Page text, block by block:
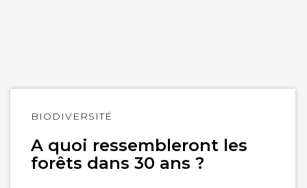
BIODIVERSITÉ
A quoi ressembleront les
forêts dans 30 ans ?
Lire